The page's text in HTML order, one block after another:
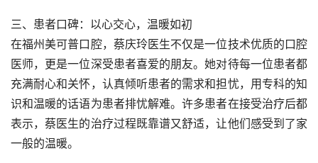
三、患者口碑：以心交心，温暖如初
在福州美可普口腔，蔡庆玲医生不仅是一位技术优质的口腔
医师，更是一位深受患者喜爱的朋友。她对待每一位患者都
充满耐心和关怀，认真倾听患者的需求和担忧，用专科的知
识和温暖的话语为患者排忧解难。许多患者在接受治疗后都
表示，蔡医生的治疗过程既靠谱又舒适，让他们感受到了家
一般的温暖。